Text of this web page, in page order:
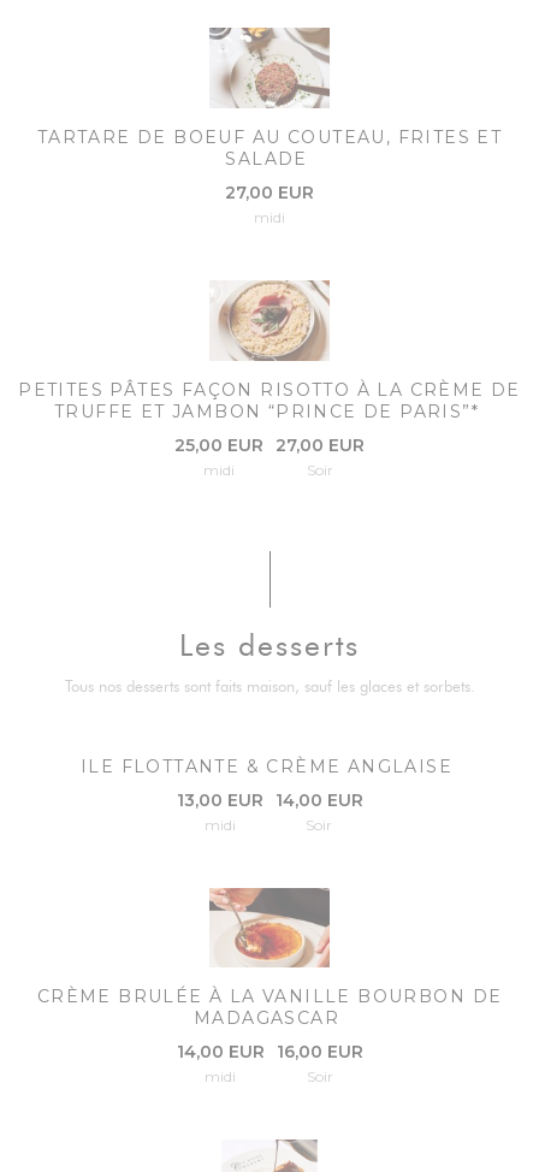
TARTARE DE BOEUF AU COUTEAU, FRITES ET
SALADE
27,00 EUR
midi
PETITES PÂTES FAÇON RISOTTO À LA CRÈME DE
TRUFFE ET JAMBON “PRINCE DE PARIS”*
25,00 EUR
midi
27,00 EUR
Soir
Les desserts
Tous nos desserts sont faits maison, sauf les glaces et sorbets.
ILE FLOTTANTE & CRÈME ANGLAISE
13,00 EUR
midi
14,00 EUR
Soir
CRÈME BRULÉE À LA VANILLE BOURBON DE
MADAGASCAR
14,00 EUR
midi
16,00 EUR
Soir